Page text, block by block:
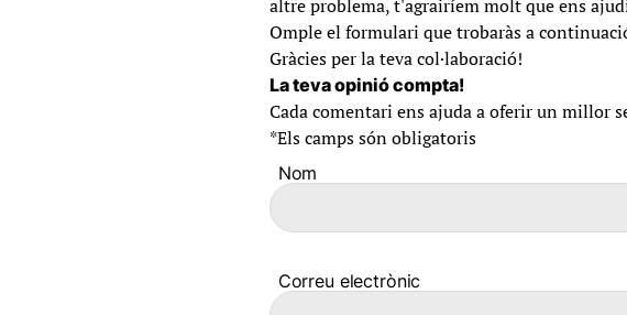
altre problema, t'agrairíem molt que ens
Omple el formulari que trobaràs a
Gràcies per la teva col·laboració!
La teva opinió compta!
Cada comentari ens ajuda a oferir un millor
*Els camps són obligatoris
Nom
Correu electrònic